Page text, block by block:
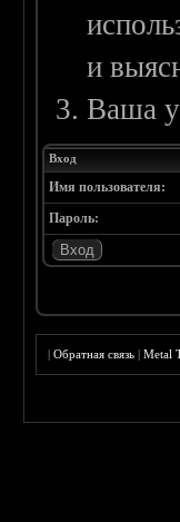
и
Ваша
Вход
Имя пользователя:
Пароль:
|Обратная связь |Metal